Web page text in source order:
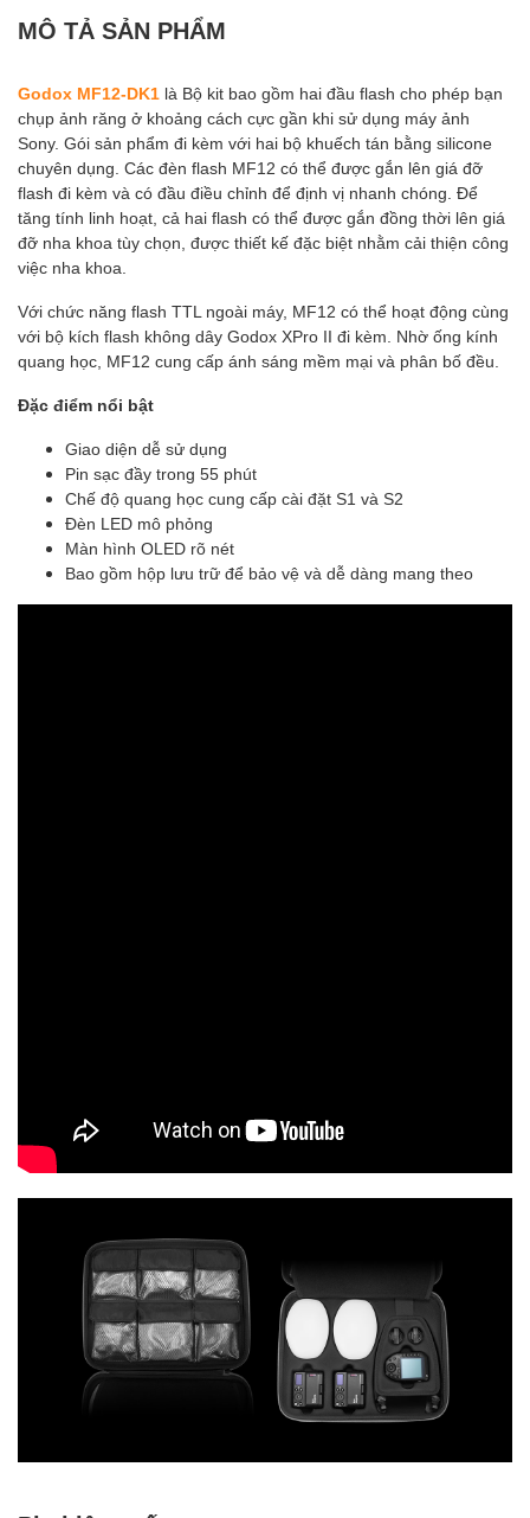
MÔ TẢ SẢN PHẨM
Godox MF12-DK1 là Bộ kit bao gồm hai đầu flash cho phép bạn
chụp ảnh răng ở khoảng cách cực gần khi sử dụng máy ảnh
Sony. Gói sản phẩm đi kèm với hai bộ khuếch tán bằng silicone
chuyên dụng. Các đèn flash MF12 có thể được gắn lên giá đỡ
flash đi kèm và có đầu điều chỉnh để định vị nhanh chóng. Để
tăng tính linh hoạt, cả hai flash có thể được gắn đồng thời lên giá
đỡ nha khoa tùy chọn, được thiết kế đặc biệt nhằm cải thiện công
việc nha khoa.
Với chức năng flash TTL ngoài máy, MF12 có thể hoạt động cùng
với bộ kích flash không dây Godox XPro II đi kèm. Nhờ ống kính
quang học, MF12 cung cấp ánh sáng mềm mại và phân bố đều.
Đặc điểm nổi bật
Giao diện dễ sử dụng
Pin sạc đầy trong 55 phút
Chế độ quang học cung cấp cài đặt S1 và S2
Đèn LED mô phỏng
Màn hình OLED rõ nét
Bao gồm hộp lưu trữ để bảo vệ và dễ dàng mang theo